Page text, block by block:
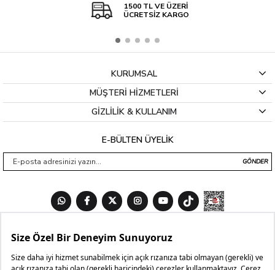
1500 TL VE ÜZERİ
ÜCRETSİZ KARGO
KURUMSAL
MÜŞTERİ HİZMETLERİ
GİZLİLİK & KULLANIM
E-BÜLTEN ÜYELİK
GÖNDER